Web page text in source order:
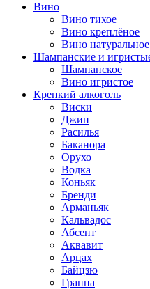
Вино
Вино тихое
Вино креплёное
Вино натуральное
Шампанские и
Шампанское
Вино игристое
Крепкий алкоголь
Виски
Джин
Расилья
Баканора
Орухо
Водка
Коньяк
Бренди
Арманьяк
Кальвадос
Абсент
Аквавит
Арцах
Байцзю
Граппа